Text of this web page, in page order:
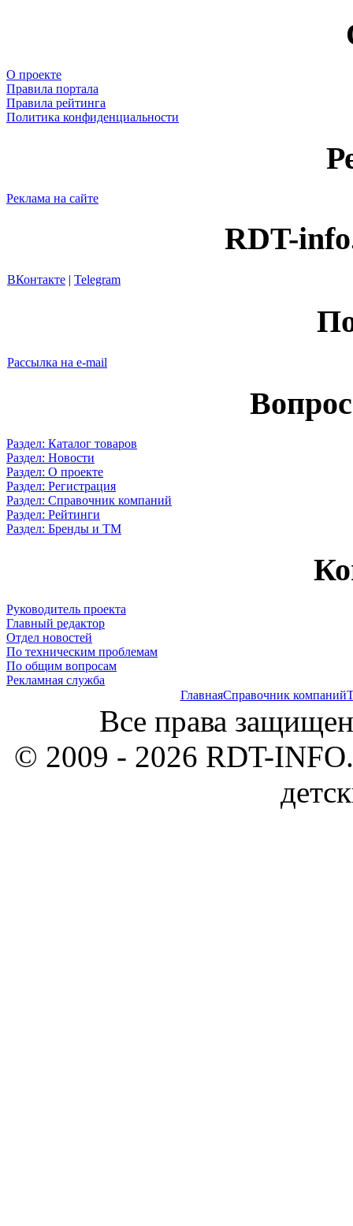
О проекте
Правила портала
Правила рейтинга
Политика конфиденциальности
Реклама на сайте
RDT-
ВКонтакте | Telegram
Рассылка на e-mail
Раздел: Каталог товаров
Раздел: Новости
Раздел: О проекте
Раздел: Регистрация
Раздел: Справочник компаний
Раздел: Рейтинги
Раздел: Бренды и ТМ
Руководитель проекта
Главный редактор
Отдел новостей
По техническим проблемам
По общим вопросам
Рекламная служба
ГлавнаяСправочник компаний
Все права
© 2009 - 2026 RDT-